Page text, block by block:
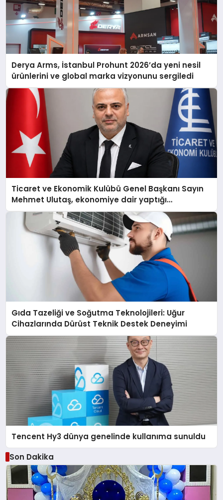
Derya Arms, İstanbul Prohunt 2026’da yeni nesil
ürünlerini ve global marka vizyonunu sergiledi
Ticaret ve Ekonomik Kulübü Genel Başkanı Sayın
Mehmet Ulutaş, ekonomiye dair yaptığı
açıklamada şunları kaydetti:
Gıda Tazeliği ve Soğutma Teknolojileri: Uğur
Cihazlarında Dürüst Teknik Destek Deneyimi
Tencent Hy3 dünya genelinde kullanıma sunuldu
Son Dakika